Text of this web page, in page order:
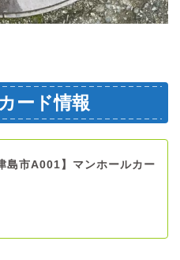
ード情報
島市A001】マンホールカー